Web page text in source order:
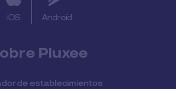
iOS Android
Pluxee
de establecimientos